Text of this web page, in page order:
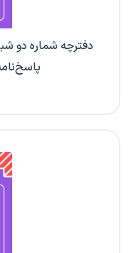
دفترچه شماره دو